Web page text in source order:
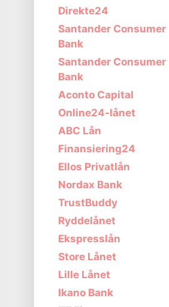
Direkte24
Santander Consumer
Bank
Santander Consumer
Bank
Aconto Capital
Online24-lånet
ABC Lån
Finansiering24
Ellos Privatlån
Nordax Bank
TrustBuddy
Ryddelånet
Ekspresslån
Store Lånet
Lille Lånet
Ikano Bank